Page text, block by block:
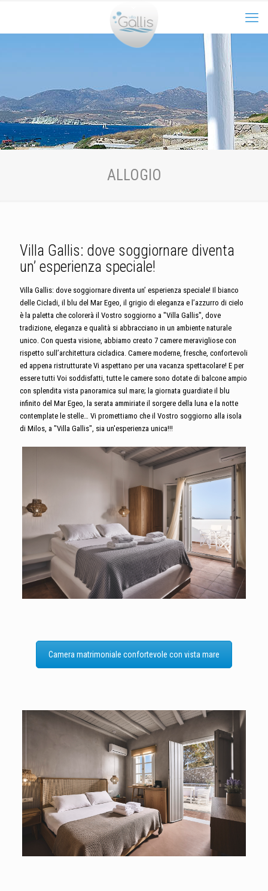
ALLOGIO
Villa Gallis: dove soggiornare diventa
un’ esperienza speciale!
Villa Gallis: dove soggiornare diventa un’ esperienza speciale! Il bianco
delle Cicladi, il blu del Mar Egeo, il grigio di eleganza e l’azzurro di cielo
è la paletta che colorerà il Vostro soggiorno a "Villa Gallis", dove
tradizione, eleganza e qualità si abbracciano in un ambiente naturale
unico. Con questa visione, abbiamo creato 7 camere meravigliose con
rispetto sull’architettura cicladica. Camere moderne, fresche, confortevoli
ed appena ristrutturate Vi aspettano per una vacanza spettacolare! E per
essere tutti Voi soddisfatti, tutte le camere sono dotate di balcone ampio
con splendita vista panoramica sul mare; la giornata guardiate il blu
infinito del Mar Egeo, la serata ammiriate il sorgere della luna e la notte
contemplate le stelle… Vi promettiamo che il Vostro soggiorno alla isola
di Milos, a "Villa Gallis", sia un'esperienza unica!!!
Camera matrimoniale confortevole con vista mare